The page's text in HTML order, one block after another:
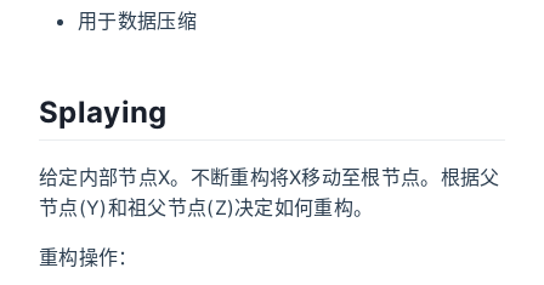
用于数据压缩
Splaying
给定内部节点X。不断重构将X移动至根节点。根据父
节点(Y)和祖父节点(Z)决定如何重构。
重构操作：